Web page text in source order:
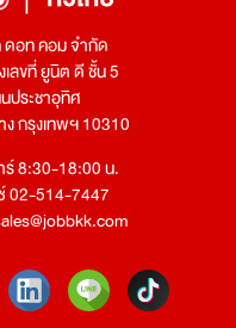
ดอท คอม จำกัด
ลขที่ ยูนิต ดี ชั้น 5
ประชาอุทิศ
ง กรุงเทพฯ 10310
ร์ 8:30-18:00 น.
02-514-7447